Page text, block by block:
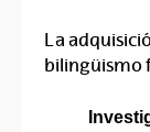
La
bilingüismo